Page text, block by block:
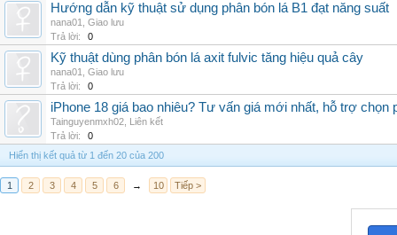
Hướng dẫn kỹ thuật sử dụng phân bón lá B1 đạt năng suất
nana01
Giao lưu
Trả lời:
0
Kỹ thuật dùng phân bón lá axit fulvic tăng hiệu quả cây
nana01
Giao lưu
Trả lời:
0
iPhone 18 giá bao nhiêu? Tư vấn giá mới nhất, hỗ trợ chọn
Tainguyenmxh02 Liên kết
Trả lời:
0
Hiển thị kết quả từ 1 đến 20 của 200
1 2 3 4 5 6 → 10 Tiếp >